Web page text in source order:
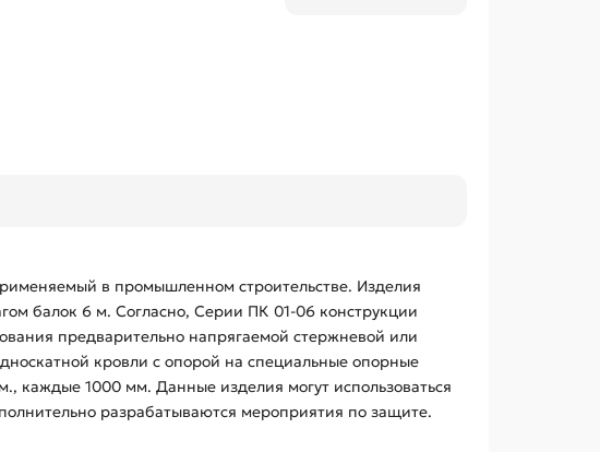
в промышленном строительстве. Изделия
балок 6 м. Согласно, Серии ПК 01-06 конструкции
предварительно напрягаемой стержневой или
кровли с опорой на специальные опорные
каждые 1000 мм. Данные изделия могут использоваться
разрабатываются мероприятия по защите.